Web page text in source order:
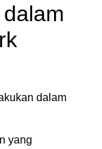
dalam
yang